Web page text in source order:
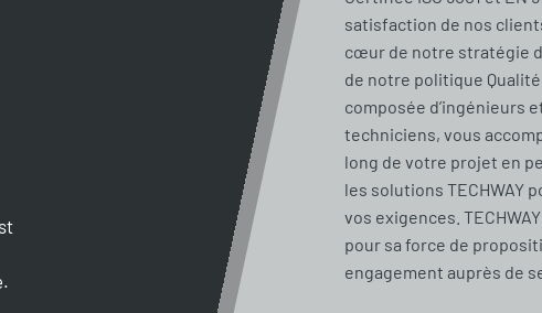
satisfaction de nos
cœur de notre stratégie
de notre politique
composée d’ingénieurs
techniciens, vous
long de votre projet en
les solutions TECHWAY
vos exigences.
pour sa force de
engagement auprès de